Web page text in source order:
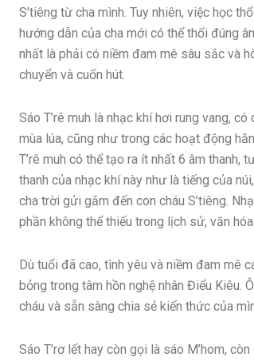
S’tiêng từ cha mình. Tuy nhiên, việc học
hướng dẫn của cha mới có thể thổi đúng
nhất là phải có niềm đam mê sâu sắc và
chuyển và cuốn hút.
Sáo T’rê muh là nhạc khí hơi rung vang,
mùa lúa, cũng như trong các hoạt động
T’rê muh có thể tạo ra ít nhất 6 âm thanh,
thanh của nhạc khí này như là tiếng của
cha trời gửi gắm đến con cháu S’tiêng.
phần không thể thiếu trong lịch sử, văn
Dù tuổi đã cao, tình yêu và niềm đam mê
bỏng trong tâm hồn nghệ nhân Điểu Kiêu.
cháu và sẵn sàng chia sẻ kiến thức của
Sáo T’rơ lết hay còn gọi là sáo M’hom,